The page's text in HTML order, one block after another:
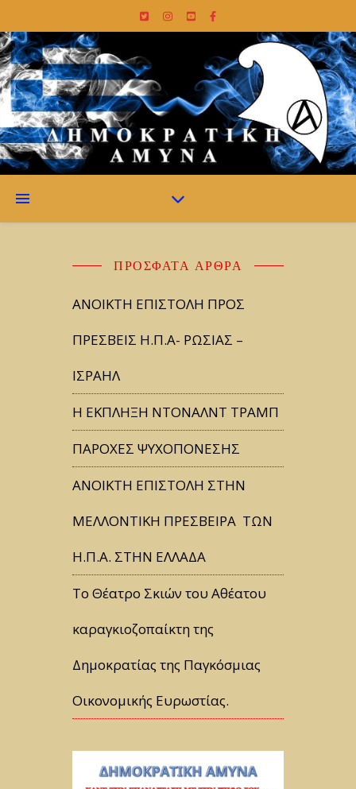
ΠΡΌΣΦΑΤΑ ΆΡΘΡΑ
ΑΝΟΙΚΤΗ ΕΠΙΣΤΟΛΗ ΠΡΟΣ
ΠΡΕΣΒΕΙΣ Η.Π.Α- ΡΩΣΙΑΣ –
ΙΣΡΑΗΛ
Η ΕΚΠΛΗΞΗ ΝΤΟΝΑΛΝΤ ΤΡΑΜΠ
ΠΑΡΟΧΕΣ ΨΥΧΟΠΟΝΕΣΗΣ
ΑΝΟΙΚΤΗ ΕΠΙΣΤΟΛΗ ΣΤΗΝ
ΜΕΛΛΟΝΤΙΚΗ ΠΡΕΣΒΕΙΡΑ ΤΩΝ
Η.Π.Α. ΣΤΗΝ ΕΛΛΑΔΑ
Tο Θέατρο Σκιών του Αθέατου
καραγκιοζοπαίκτη της
Δημοκρατίας της Παγκόσμιας
Οικονομικής Ευρωστίας.